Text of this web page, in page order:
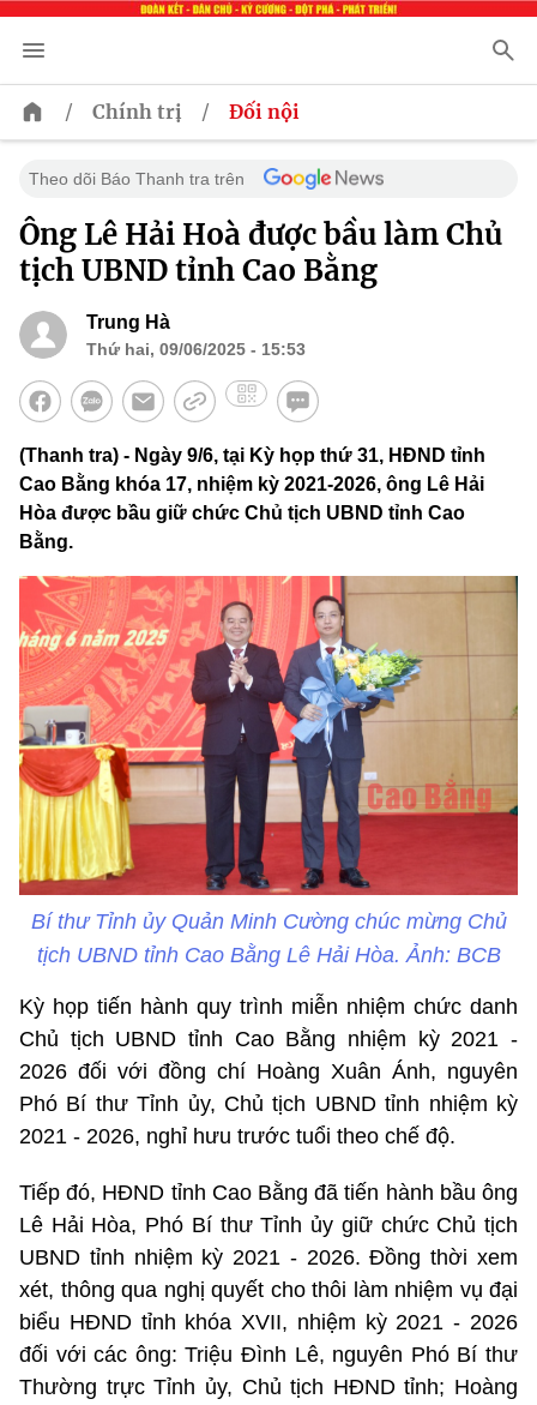
/ Chính trị / Đối nội
Theo dõi Báo Thanh tra trên
Ông Lê Hải Hoà được bầu làm Chủ
tịch UBND tỉnh Cao Bằng
Trung Hà
Thứ hai, 09/06/2025 - 15:53
(Thanh tra) - Ngày 9/6, tại Kỳ họp thứ 31, HĐND tỉnh
Cao Bằng khóa 17, nhiệm kỳ 2021-2026, ông Lê Hải
Hòa được bầu giữ chức Chủ tịch UBND tỉnh Cao
Bằng.
Bí thư Tỉnh ủy Quản Minh Cường chúc mừng Chủ
tịch UBND tỉnh Cao Bằng Lê Hải Hòa. Ảnh: BCB
Kỳ họp tiến hành quy trình miễn nhiệm chức danh
Chủ tịch UBND tỉnh Cao Bằng nhiệm kỳ 2021 -
2026 đối với đồng chí Hoàng Xuân Ánh, nguyên
Phó Bí thư Tỉnh ủy, Chủ tịch UBND tỉnh nhiệm kỳ
2021 - 2026, nghỉ hưu trước tuổi theo chế độ.
Tiếp đó, HĐND tỉnh Cao Bằng đã tiến hành bầu ông
Lê Hải Hòa, Phó Bí thư Tỉnh ủy giữ chức Chủ tịch
UBND tỉnh nhiệm kỳ 2021 - 2026. Đồng thời xem
xét, thông qua nghị quyết cho thôi làm nhiệm vụ đại
biểu HĐND tỉnh khóa XVII, nhiệm kỳ 2021 - 2026
đối với các ông: Triệu Đình Lê, nguyên Phó Bí thư
Thường trực Tỉnh ủy, Chủ tịch HĐND tỉnh; Hoàng